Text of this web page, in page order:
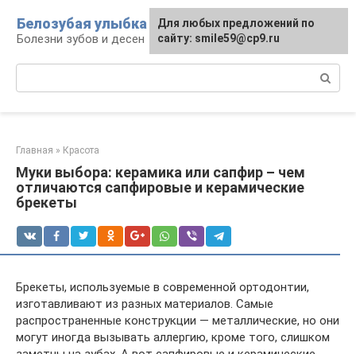
контенту
Белозубая улыбка
Болезни зубов и десен
Главная » Красота
Муки выбора: керамика или сапфир – чем
отличаются сапфировые и керамические
брекеты
Брекеты, используемые в современной ортодонтии,
изготавливают из разных материалов. Самые
распространенные конструкции — металлические, но они
могут иногда вызывать аллергию, кроме того, слишком
Для любых предложений по
сайту: smile59@cp9.ru